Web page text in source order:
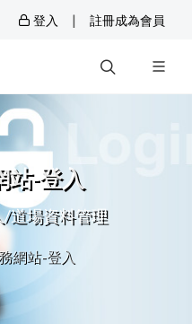
登入 | 註冊成為會員
站-登入
道場資料管理
網站-登入